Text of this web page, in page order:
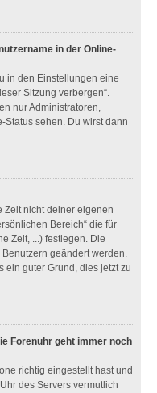
in der Online-
in den Einstellungen eine
Sitzung verbergen“.
nur Administratoren,
Status sehen. Du wirst dann
Zeit nicht deiner eigenen
Bereich“ die für
Zeit, ...) festlegen. Die
geändert werden.
ein guter Grund, dies jetzt zu
Forenuhr geht immer noch
richtig eingestellt hast und
des Servers vermutlich